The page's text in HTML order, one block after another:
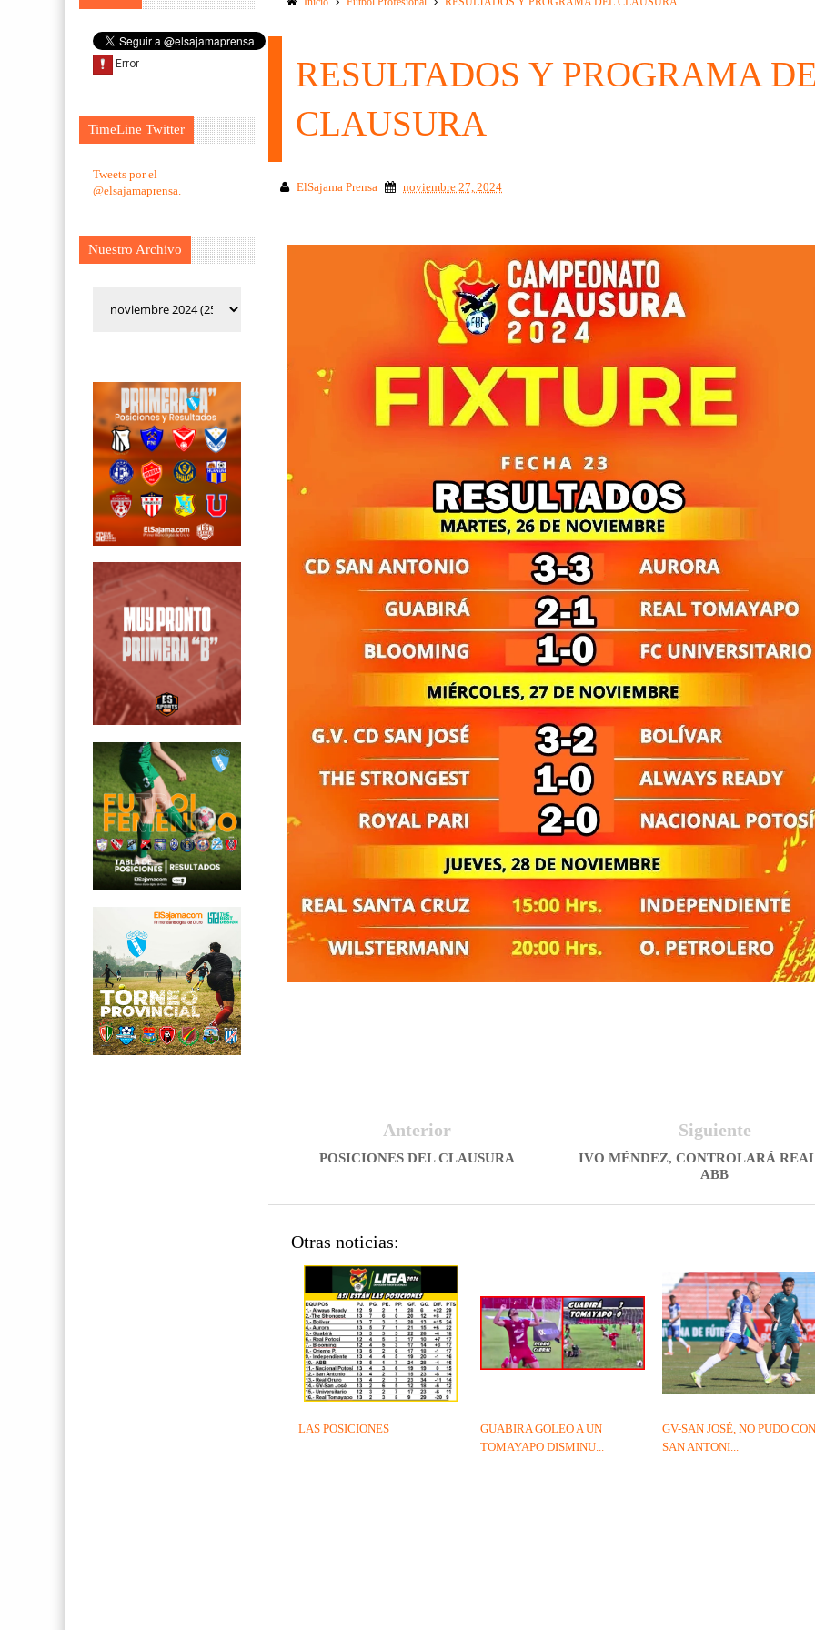
TimeLine Twitter
Tweets por el
@elsajamaprensa.
Nuestro Archivo
RESULTADOS Y PROGRAMA
CLAUSURA
ElSajama Prensa noviembre 27, 2024
Siguiente
IVO MÉNDEZ, CONTROLARÁ
ABB
Anterior
POSICIONES DEL CLAUSURA
Otras noticias:
GV-SAN JOSÉ, NO PUDO
SAN ANTONI...
GUABIRA GOLEO A UN
TOMAYAPO DISMINU...
LAS POSICIONES